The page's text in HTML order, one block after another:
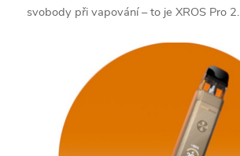
svobody při vapování – to je XROS Pro 2.